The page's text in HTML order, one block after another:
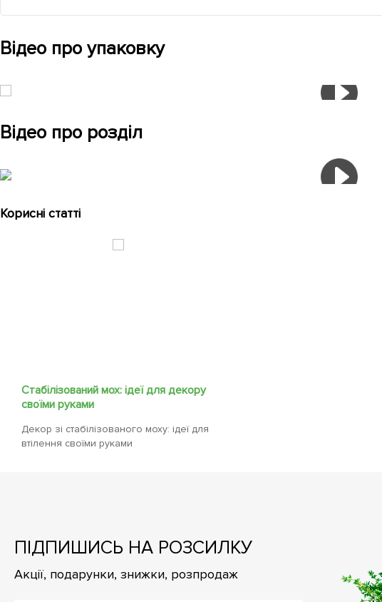
Відео про упаковку
Відео про розділ
Корисні статті
Стабілізований мох: ідеї для декору
своїми руками
Декор зі стабілізованого моху: ідеї для
втілення своїми руками
ПІДПИШИСЬ НА РОЗСИЛКУ
Акції, подарунки, знижки, розпродаж